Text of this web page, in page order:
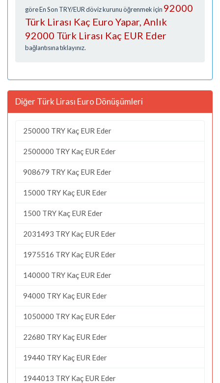
göre En Son TRY/EUR döviz kurunu öğrenmek için 92000
Türk Lirası Kaç Euro Yapar, Anlık
92000 Türk Lirası Kaç EUR Eder
bağlantısına tıklayınız.
Diğer Türk Lirası Euro Dönüşümleri
250000 TRY Kaç EUR Eder
2500000 TRY Kaç EUR Eder
908679 TRY Kaç EUR Eder
15000 TRY Kaç EUR Eder
1500 TRY Kaç EUR Eder
2031493 TRY Kaç EUR Eder
1975516 TRY Kaç EUR Eder
140000 TRY Kaç EUR Eder
94000 TRY Kaç EUR Eder
1050000 TRY Kaç EUR Eder
22680 TRY Kaç EUR Eder
19440 TRY Kaç EUR Eder
1944013 TRY Kaç EUR Eder